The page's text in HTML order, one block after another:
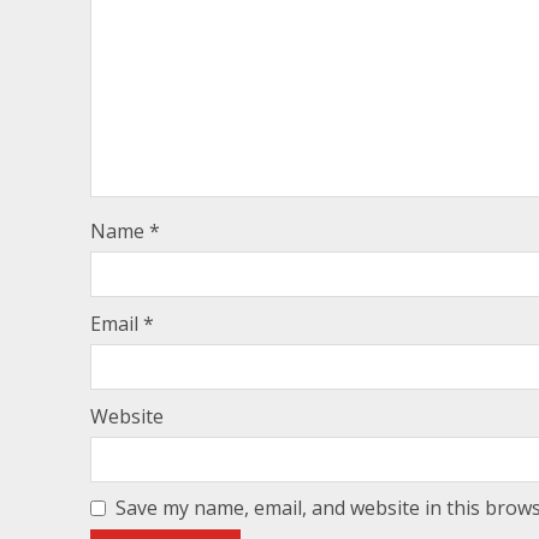
Name *
Email *
Website
Save my name, email, and website in this